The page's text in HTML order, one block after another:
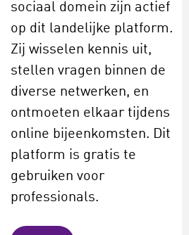
sociaal domein zijn actief
op dit landelijke platform.
Zij wisselen kennis uit,
stellen vragen binnen de
diverse netwerken, en
ontmoeten elkaar tijdens
online bijeenkomsten. Dit
platform is gratis te
gebruiken voor
professionals.